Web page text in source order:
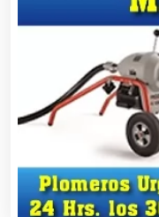
Balnearios
Bancos
Banquetes